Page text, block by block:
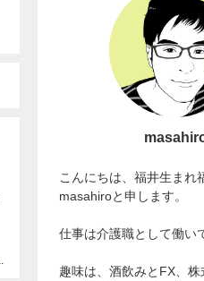
こんにちは、福井生まれ
masahiroと申します。
仕事は介護職として働い
趣味は、酒飲みとFX、株